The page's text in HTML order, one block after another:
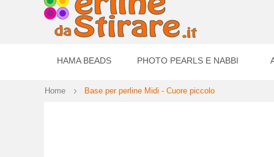
HAMA BEADS PHOTO PEARLS E NABBI
Home Base per perline Midi - Cuore piccolo